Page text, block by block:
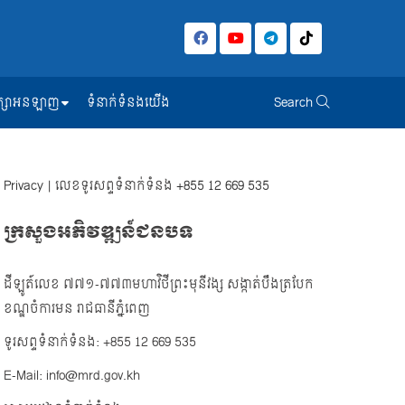
សាអនឡាញ ទំនាក់ទំនងយើង Search
Privacy | លេខទូរសព្ទទំនាក់ទំនង +855 12 669 535
ក្រសួងអភិវឌ្ឍន៍ជនបទ
ដីឡូត៍លេខ ៧៧១-៧៧៣មហាវិថីព្រះមុនីវង្ស សង្កាត់បឹងត្របែក
ខណ្ឌចំការមន រាជធានីភ្នំពេញ
ទូរសព្ទទំនាក់ទំនង: +855 12 669 535
E-Mail: info@mrd.gov.kh